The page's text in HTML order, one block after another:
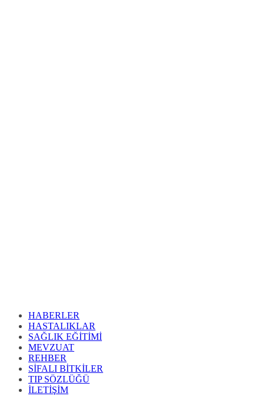
HABERLER
HASTALIKLAR
SAĞLIK EĞİTİMİ
MEVZUAT
REHBER
SİFALI BİTKİLER
TIP SÖZLÜĞÜ
İLETİŞİM